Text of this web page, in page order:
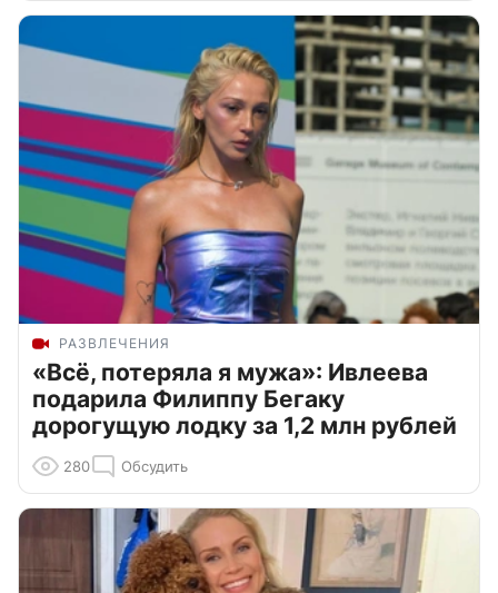
РАЗВЛЕЧЕНИЯ
«Всё, потеряла я мужа»: Ивлеева
подарила Филиппу Бегаку
дорогущую лодку за 1,2 млн рублей
280 Обсудить